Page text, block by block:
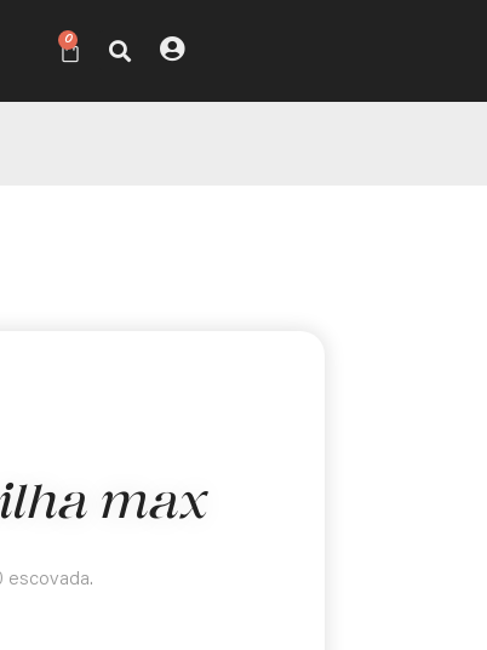
0
max
escovada.